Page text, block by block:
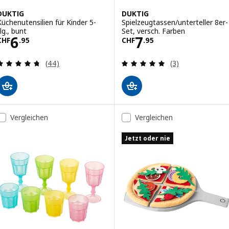
für Kinder 5-
bunt
6.95CHF 6.95
Bewertungen: 4.7 von 5 Sternen. Bewertungen
(44)
DUKTIG
Spielzeugtassen/unterteller 8er-
Set, versch. Farben
CHF7.95
Preis CHF 7.95
Bewertungen:
(3)
Vergleichen Vergleichen
Jetzt oder nie